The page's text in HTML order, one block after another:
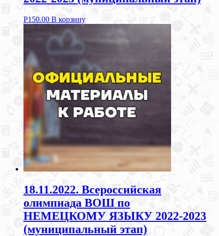
Р150.00 В корзину
18.11.2022. Всероссийская
олимпиада ВОШ по
НЕМЕЦКОМУ ЯЗЫКУ 2022-2023
(муниципальный этап)